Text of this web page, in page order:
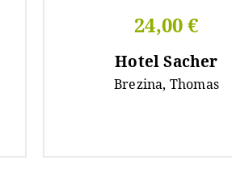
24,00 €
Hotel Sacher
Brezina, Thomas